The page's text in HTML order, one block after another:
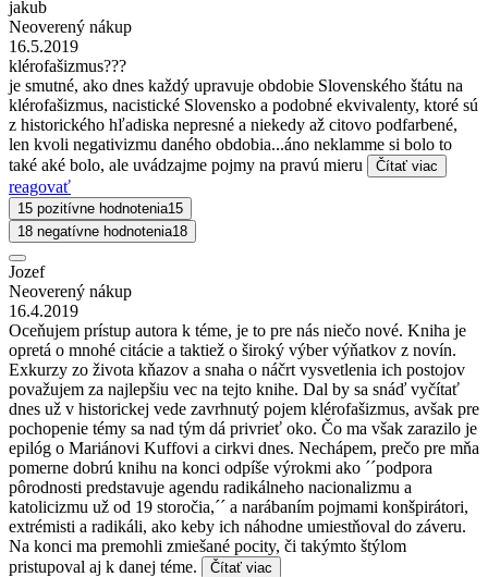
jakub
Neoverený nákup
16.5.2019
klérofašizmus???
je smutné, ako dnes každý upravuje obdobie Slovenského štátu na
klérofašizmus, nacistické Slovensko a podobné ekvivalenty, ktoré sú
z historického hľadiska nepresné a niekedy až citovo podfarbené,
len kvoli negativizmu daného obdobia...áno neklamme si bolo to
také aké bolo, ale uvádzajme pojmy na pravú mieru
Čítať viac
reagovať
15 pozitívne hodnotenia15
18 negatívne hodnotenia18
Jozef
Neoverený nákup
16.4.2019
Oceňujem prístup autora k téme, je to pre nás niečo nové. Kniha je
opretá o mnohé citácie a taktiež o široký výber výňatkov z novín.
Exkurzy zo života kňazov a snaha o náčrt vysvetlenia ich postojov
považujem za najlepšiu vec na tejto knihe. Dal by sa snáď vyčítať
dnes už v historickej vede zavrhnutý pojem klérofašizmus, avšak pre
pochopenie témy sa nad tým dá privrieť oko. Čo ma však zarazilo je
epilóg o Mariánovi Kuffovi a cirkvi dnes. Nechápem, prečo pre mňa
pomerne dobrú knihu na konci odpíše výrokmi ako ´´podpora
pôrodnosti predstavuje agendu radikálneho nacionalizmu a
katolicizmu už od 19 storočia,´´ a narábaním pojmami konšpirátori,
extrémisti a radikáli, ako keby ich náhodne umiestňoval do záveru.
Na konci ma premohli zmiešané pocity, či takýmto štýlom
pristupoval aj k danej téme.
Čítať viac